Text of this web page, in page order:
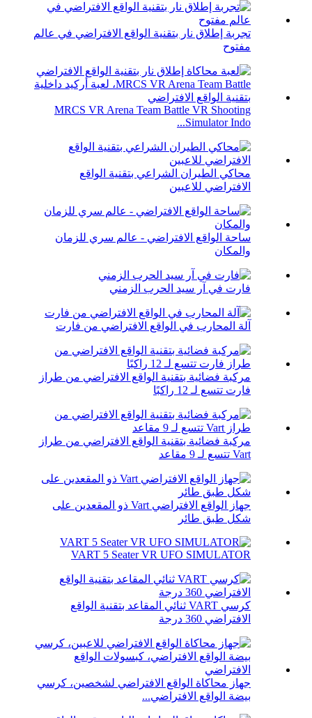
تجربة إطلاق نار بتقنية الواقع الافتراضي في عالم
مفتوح
MRCS VR Arena Team Battle VR Shooting
Simulator Indo...
محاكي الطيران الشراعي بتقنية الواقع
الافتراضي للاعبين
ساحة الواقع الافتراضي - عالم سري للزمان
والمكان
فارت في آر سيد الحرب الزمني
آلة المحارب في الواقع الافتراضي من فارت
مركبة فضائية بتقنية الواقع الافتراضي من طراز
فارت تتسع لـ 12 راكبًا
مركبة فضائية بتقنية الواقع الافتراضي من طراز
Vart تتسع لـ 9 مقاعد
جهاز الواقع الافتراضي Vart ذو المقعدين على
شكل طبق طائر
VART 5 Seater VR UFO SIMULATOR
كرسي VART ثنائي المقاعد بتقنية الواقع
الافتراضي 360 درجة
جهاز محاكاة الواقع الافتراضي لشخصين، كرسي
بيضة الواقع الافتراضي...